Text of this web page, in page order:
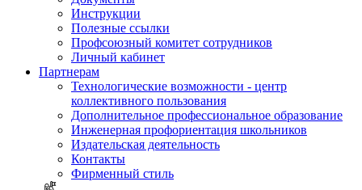
Инструкции
Полезные ссылки
Профсоюзный комитет сотрудников
Личный кабинет
Партнерам
Технологические возможности - центр
коллективного пользования
Дополнительное профессиональное образование
Инженерная профориентация школьников
Издательская деятельность
Контакты
Фирменный стиль